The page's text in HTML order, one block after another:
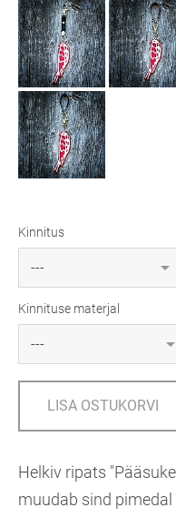
Kinnitus
Kinnituse materjal
LISA OSTUKORVI
Helkiv ripats
muudab sind